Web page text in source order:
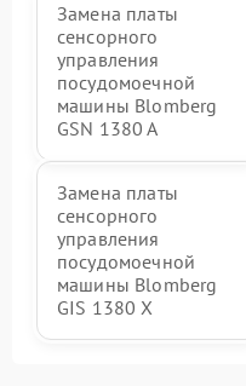
Замена платы
сенсорного
управления
посудомоечной
машины Blomberg
GSN 1380 A
Замена платы
сенсорного
управления
посудомоечной
машины Blomberg
GIS 1380 X